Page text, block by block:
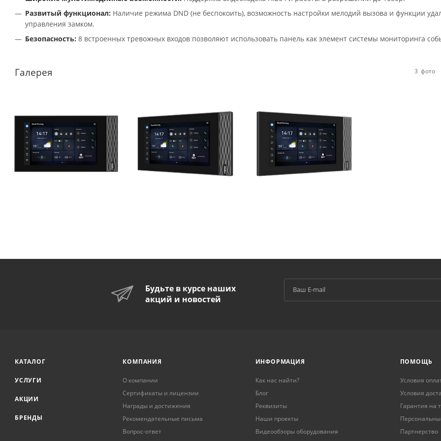
Развитый функционал: Наличие режима DND (не беспокоить), возможность настройки мелодий вызова и функции
управления замком.
Безопасность: 8 встроенных тревожных входов позволяют использовать панель как элемент системы мониторинга
Галерея 3 фото
Будьте в курсе наших
акций и новостей
КАТАЛОГ
УСЛУГИ
АКЦИИ
БРЕНДЫ
КОМПАНИЯ
О компании
Сертификаты и лицензии
Награды и достижения
Рекомендательные письма
Вопрос-ответ
ИНФОРМАЦИЯ
Как нас найти?
Блог
Реквизиты
Наши проекты
Видеообзоры оборудования
ПОМОЩЬ
Условия
Условия
Гарантия на
Партнерство